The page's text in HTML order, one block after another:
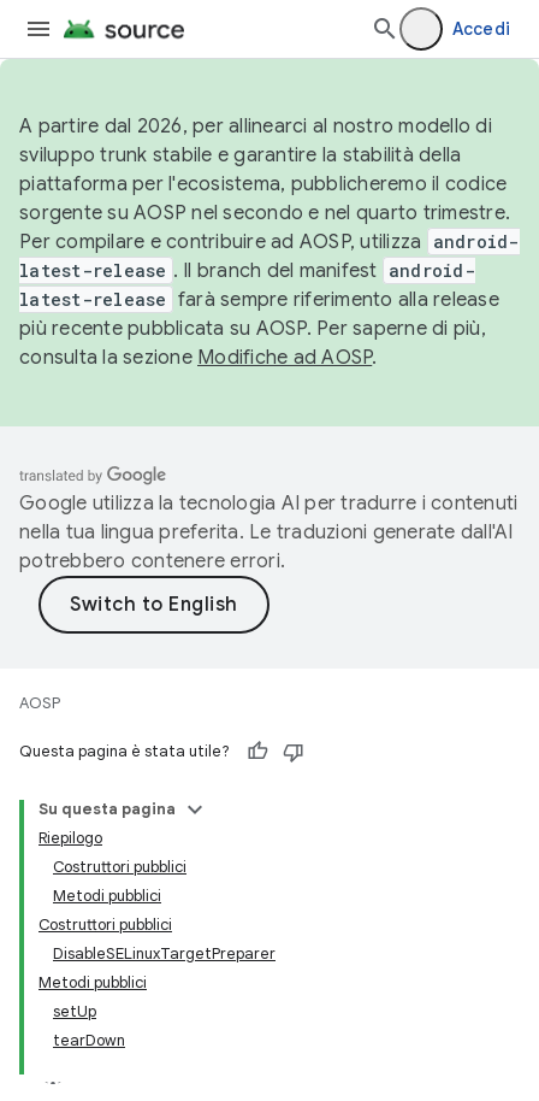
Accedi
A partire dal 2026, per allinearci al nostro modello di
sviluppo trunk stabile e garantire la stabilità della
piattaforma per l'ecosistema, pubblicheremo il codice
sorgente su AOSP nel secondo e nel quarto trimestre.
Per compilare e contribuire ad AOSP, utilizza
android-
latest-release . Il branch del manifest android-
latest-release farà sempre riferimento alla release
più recente pubblicata su AOSP. Per saperne di più,
consulta la sezione Modifiche ad AOSP.
Google utilizza la tecnologia AI per tradurre i contenuti
nella tua lingua preferita. Le traduzioni generate dall'AI
potrebbero contenere errori.
AOSP
Questa pagina è stata utile?
Su questa pagina
Riepilogo
Costruttori pubblici
Metodi pubblici
Costruttori pubblici
DisableSELinuxTargetPreparer
Metodi pubblici
setUp
tearDown